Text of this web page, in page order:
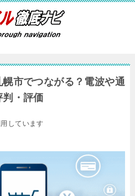
市でつながる？電波や通
判・評価
しています